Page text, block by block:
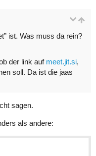
ist. Was muss da rein?
der link auf meet.jit.si,
soll. Da ist die jaas
sagen.
als andere: